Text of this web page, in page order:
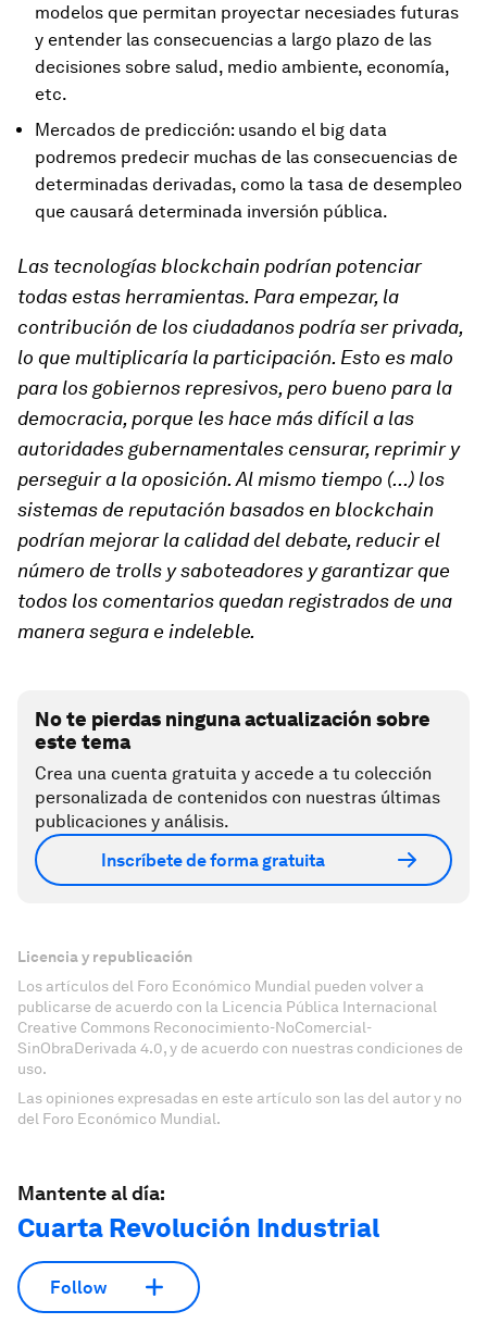
modelos que permitan proyectar necesiades futuras
y entender las consecuencias a largo plazo de las
decisiones sobre salud, medio ambiente, economía,
etc.
Mercados de predicción: usando el big data
podremos predecir muchas de las consecuencias de
determinadas derivadas, como la tasa de desempleo
que causará determinada inversión pública.
Las tecnologías blockchain podrían potenciar
todas estas herramientas. Para empezar, la
contribución de los ciudadanos podría ser privada,
lo que multiplicaría la participación. Esto es malo
para los gobiernos represivos, pero bueno para la
democracia, porque les hace más difícil a las
autoridades gubernamentales censurar, reprimir y
perseguir a la oposición. Al mismo tiempo (...) los
sistemas de reputación basados en blockchain
podrían mejorar la calidad del debate, reducir el
número de trolls y saboteadores y garantizar que
todos los comentarios quedan registrados de una
manera segura e indeleble.
No te pierdas ninguna actualización sobre
este tema
Crea una cuenta gratuita y accede a tu colección
personalizada de contenidos con nuestras últimas
publicaciones y análisis.
Inscríbete de forma gratuita
Licencia y republicación
Los artículos del Foro Económico Mundial pueden volver a
publicarse de acuerdo con la Licencia Pública Internacional
Creative Commons Reconocimiento-NoComercial-
SinObraDerivada 4.0, y de acuerdo con nuestras condiciones de
uso.
Las opiniones expresadas en este artículo son las del autor y no
del Foro Económico Mundial.
Mantente al día:
Cuarta Revolución Industrial
Follow